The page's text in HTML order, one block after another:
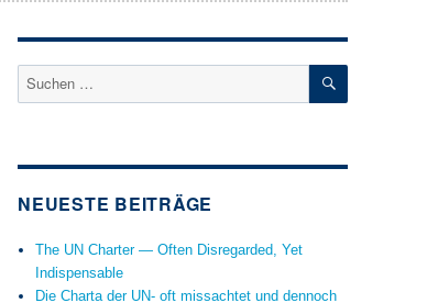
Suchen
SUCHEN
NEUESTE BEITRÄGE
The UN Charter — Often Disregarded, Yet
Indispensable
Die Charta der UN- oft missachtet und dennoch